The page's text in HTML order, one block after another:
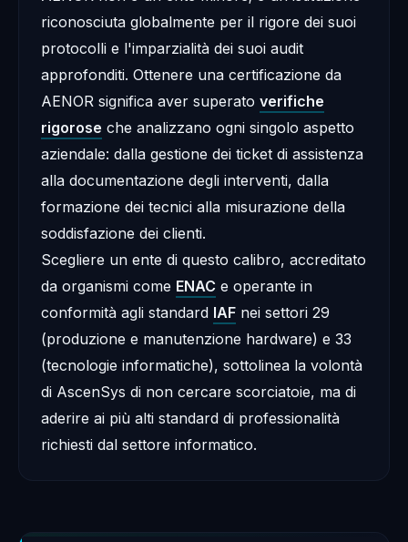
riconosciuta globalmente per il rigore dei suoi
protocolli e l'imparzialità dei suoi audit
approfonditi. Ottenere una certificazione da
AENOR significa aver superato verifiche
rigorose che analizzano ogni singolo aspetto
aziendale: dalla gestione dei ticket di assistenza
alla documentazione degli interventi, dalla
formazione dei tecnici alla misurazione della
soddisfazione dei clienti.
Scegliere un ente di questo calibro, accreditato
da organismi come ENAC e operante in
conformità agli standard IAF nei settori 29
(produzione e manutenzione hardware) e 33
(tecnologie informatiche), sottolinea la volontà
di AscenSys di non cercare scorciatoie, ma di
aderire ai più alti standard di professionalità
richiesti dal settore informatico.